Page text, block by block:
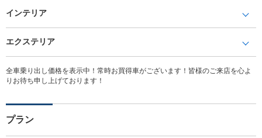
インテリア
エクステリア
全車乗り出し価格を表示中！常時お買得車がございます！皆様のご来店を心よ
りお待ち申し上げております！
プラン